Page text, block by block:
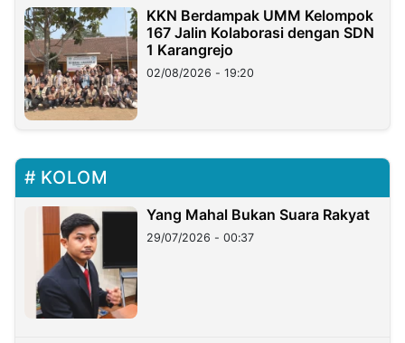
KKN Berdampak UMM Kelompok
167 Jalin Kolaborasi dengan SDN
1 Karangrejo
02/08/2026 - 19:20
KOLOM
Yang Mahal Bukan Suara Rakyat
29/07/2026 - 00:37